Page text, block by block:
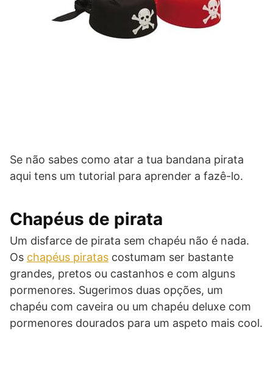
Se não sabes como atar a tua bandana pirata
aqui tens um tutorial para aprender a fazê-lo.
Chapéus de pirata
Um disfarce de pirata sem chapéu não é nada.
Os chapéus piratas costumam ser bastante
grandes, pretos ou castanhos e com alguns
pormenores. Sugerimos duas opções, um
chapéu com caveira ou um chapéu deluxe com
pormenores dourados para um aspeto mais cool.